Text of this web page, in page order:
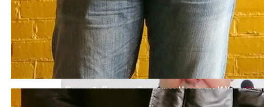
«Веном 3» Получил Зловещее Название И